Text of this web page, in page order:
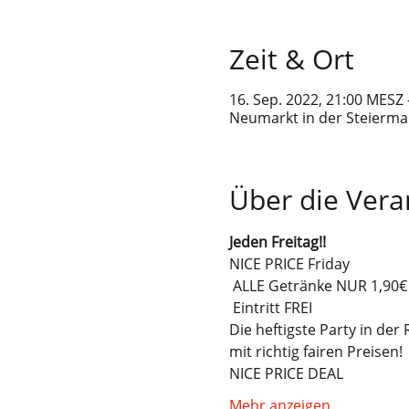
Zeit & Ort
16. Sep. 2022, 21:00
Neumarkt in der
Über die
Jeden Freitag!!
NICE PRICE Friday
ALLE Getränke NUR 1,90€
Eintritt FREI
Die heftigste Party in der
mit richtig fairen Preisen!
NICE PRICE DEAL